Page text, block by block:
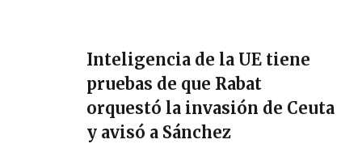
Inteligencia de la UE tiene
pruebas de que Rabat
orquestó la invasión de Ceuta
y avisó a Sánchez